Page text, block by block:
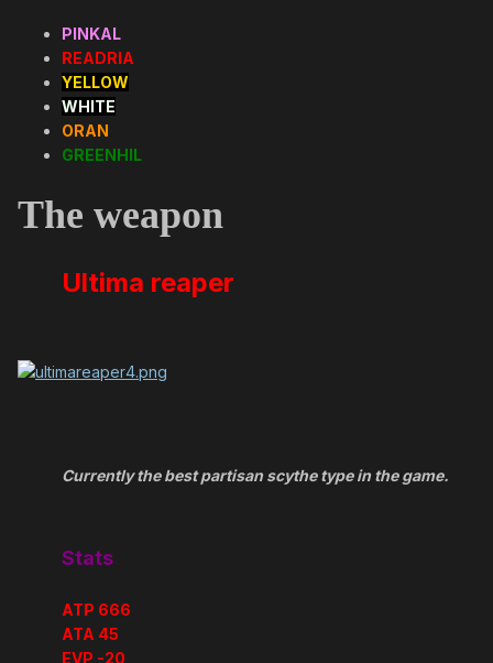
PINKAL
READRIA
YELLOW
WHITE
ORAN
GREENHIL
The weapon
Ultima reaper
Currently the best partisan scythe type in the game.
Stats
ATP 666
ATA 45
EVP -20